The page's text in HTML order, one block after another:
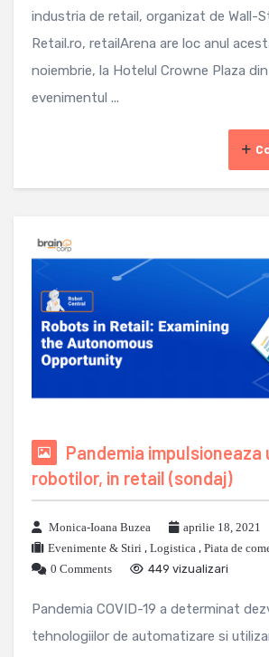
industria de retail, organizat de Wall-
Retail.ro, retailArena are loc anul
noiembrie, la Hotelul Crowne Plaza
evenimentul ...
Pandemia impulsioneaza
robotilor, in retail (sondaj)
Monica-Ioana Buzea
aprilie 18, 2021
Evenimente & Stiri , Logistica , Piata de
0 Comments
449 vizualizari
Pandemia COVID-19 a determinat
tehnologiilor de automatizare si